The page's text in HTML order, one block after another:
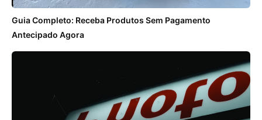
Guia Completo: Receba Produtos Sem Pagamento
Antecipado Agora